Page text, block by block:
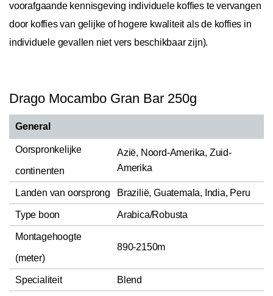
voorafgaande kennisgeving individuele koffies te vervangen
door koffies van gelijke of hogere kwaliteit als de koffies in
individuele gevallen niet vers beschikbaar zijn).
Drago Mocambo Gran Bar 250g
General
Oorspronkelijke
continenten
Azië, Noord-Amerika, Zuid-
Amerika
Landen van oorsprong Brazilië, Guatemala, India, Peru
Type boon Arabica/Robusta
Montagehoogte
(meter)
890-2150m
Specialiteit Blend